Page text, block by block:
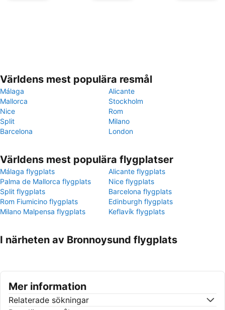
Världens mest populära resmål
Málaga
Alicante
Mallorca
Stockholm
Nice
Rom
Split
Milano
Barcelona
London
Världens mest populära flygplatser
Málaga flygplats
Alicante flygplats
Palma de Mallorca flygplats
Nice flygplats
Split flygplats
Barcelona flygplats
Rom Fiumicino flygplats
Edinburgh flygplats
Milano Malpensa flygplats
Keflavík flygplats
I närheten av Bronnoysund flygplats
Mer information
Relaterade sökningar